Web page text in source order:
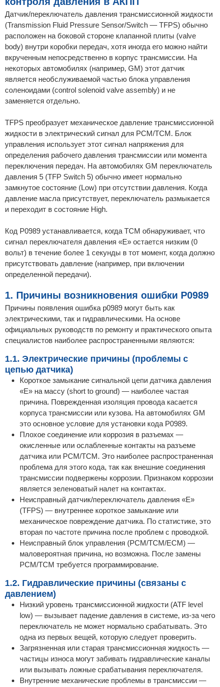
Датчик/переключатель давления трансмиссионной жидкости
(Transmission Fluid Pressure Sensor/Switch — TFPS) обычно
расположен на боковой стороне клапанной плиты (valve
body) внутри коробки передач, хотя иногда его можно найти
вкрученным непосредственно в корпус трансмиссии. На
некоторых автомобилях (например, GM) этот датчик
является необслуживаемой частью блока управления
соленоидами (control solenoid valve assembly) и не
заменяется отдельно.
TFPS преобразует механическое давление трансмиссионной
жидкости в электрический сигнал для PCM/TCM. Блок
управления использует этот сигнал напряжения для
определения рабочего давления трансмиссии или момента
переключения передач. На автомобилях GM переключатель
давления 5 (TFP Switch 5) обычно имеет нормально
замкнутое состояние (Low) при отсутствии давления. Когда
давление масла присутствует, переключатель размыкается
и переходит в состояние High.
Код P0989 устанавливается, когда TCM обнаруживает, что
сигнал переключателя давления «E» остается низким (0
вольт) в течение более 1 секунды в тот момент, когда должно
присутствовать давление (например, при включении
определенной передачи).
1. Причины возникновения ошибки P0989
Причины появления ошибка p0989 могут быть как
электрическими, так и гидравлическими. На основе
официальных руководств по ремонту и практического опыта
специалистов наиболее распространенными являются:
1.1. Электрические причины (проблемы с
цепью датчика)
Короткое замыкание сигнальной цепи датчика давления
«E» на массу (short to ground) — наиболее частая
причина. Поврежденная изоляция провода касается
корпуса трансмиссии или кузова. На автомобилях GM
это основное условие для установки кода P0989.
Плохое соединение или коррозия в разъемах —
окисленные или ослабленные контакты на разъеме
датчика или PCM/TCM. Это наиболее распространенная
проблема для этого кода, так как внешние соединения
трансмиссии подвержены коррозии. Признаком коррозии
является зеленоватый налет на контактах.
Неисправный датчик/переключатель давления «E»
(TFPS) — внутреннее короткое замыкание или
механическое повреждение датчика. По статистике, это
вторая по частоте причина после проблем с проводкой.
Неисправный блок управления (PCM/TCM/ECM) —
маловероятная причина, но возможна. После замены
PCM/TCM требуется программирование.
1.2. Гидравлические причины (связаны с
давлением)
Низкий уровень трансмиссионной жидкости (ATF level
low) — вызывает падение давления в системе, из-за чего
переключатель не может нормально срабатывать. Это
одна из первых вещей, которую следует проверить.
Загрязненная или старая трансмиссионная жидкость —
частицы износа могут забивать гидравлические каналы
или вызывать ложные срабатывания переключателя.
Внутренние механические проблемы в трансмиссии —